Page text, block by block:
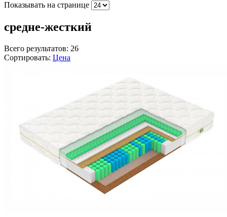
Показывать на странице
средне-жесткий
Всего результатов: 26
Сортировать: Цена